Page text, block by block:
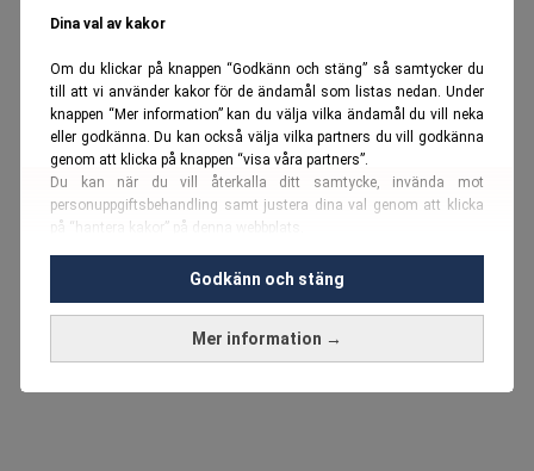
Dina val av kakor
Om du klickar på knappen “Godkänn och stäng” så samtycker du
till att vi använder kakor för de ändamål som listas nedan. Under
knappen “Mer information” kan du välja vilka ändamål du vill neka
eller godkänna. Du kan också välja vilka partners du vill godkänna
genom att klicka på knappen “visa våra partners”.
Du kan när du vill återkalla ditt samtycke, invända mot
personuppgiftsbehandling samt justera dina val genom att klicka
på “hantera kakor” på denna webbplats.
Du kan fördjupa dig ytterligare i vårcookie-policy
Vi använder kakor och personuppgifter för dessa syften:
Nödvändiga cookies och liknande tekniker, anpassning av
Mer information →
Godkänn och stäng